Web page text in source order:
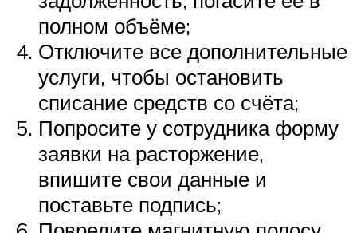
полном объёме;
Отключите все дополнительные
услуги, чтобы остановить
списание средств со счёта;
Попросите у сотрудника форму
заявки на расторжение,
впишите свои данные и
поставьте подпись;